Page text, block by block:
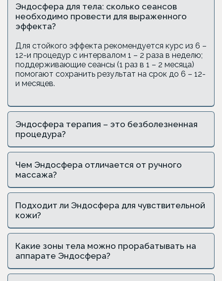
Эндосфера для тела: сколько сеансов
необходимо провести для выраженного
эффекта?
Для стойкого эффекта рекомендуется курс из 6 –
12-и процедур с интервалом 1 – 2 раза в неделю;
поддерживающие сеансы (1 раз в 1 – 2 месяца)
помогают сохранить результат на срок до 6 – 12-
и месяцев.
Эндосфера терапия – это безболезненная
процедура?
Чем Эндосфера отличается от ручного
массажа?
Подходит ли Эндосфера для чувствительной
кожи?
Какие зоны тела можно прорабатывать на
аппарате Эндосфера?